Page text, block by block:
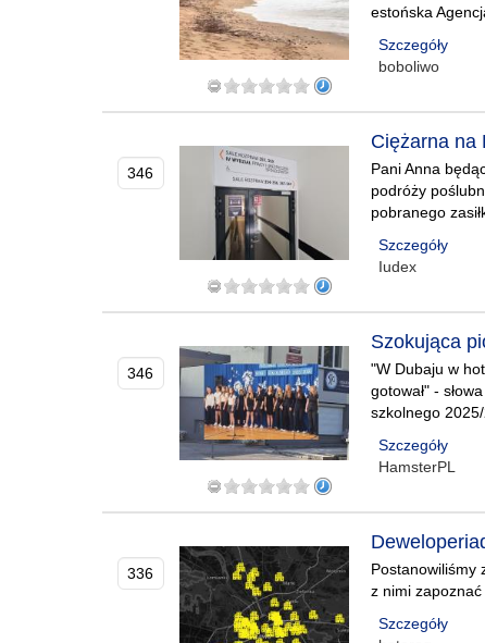
estońska
Szczegóły
boboliwo
346
Ciężarna na
Pani Anna
podróży
pobranego
Szczegóły
Iudex
346
Szokująca
"W Dubaju w
gotował" -
szkolnego 2025/
Szczegóły
HamsterPL
336
Postanowiliśmy
z nimi
Szczegóły